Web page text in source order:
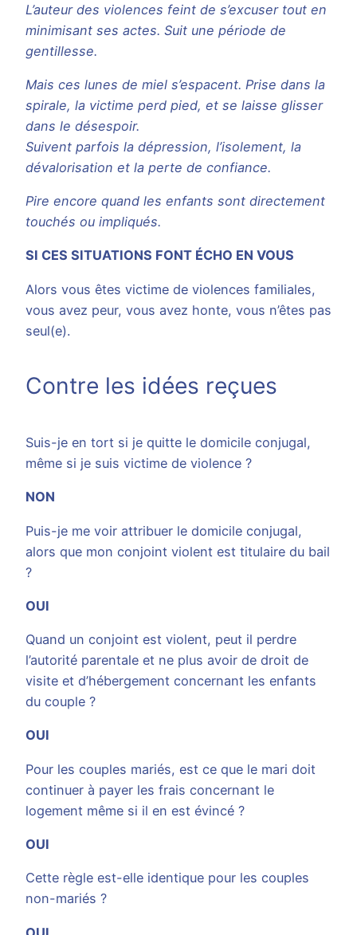
L’auteur des violences feint de s’excuser tout en
minimisant ses actes. Suit une période de
gentillesse.
Mais ces lunes de miel s’espacent. Prise dans la
spirale, la victime perd pied, et se laisse glisser
dans le désespoir.
Suivent parfois la dépression, l’isolement, la
dévalorisation et la perte de confiance.
Pire encore quand les enfants sont directement
touchés ou impliqués.
SI CES SITUATIONS FONT ÉCHO EN VOUS
Alors vous êtes victime de violences familiales,
vous avez peur, vous avez honte, vous n’êtes pas
seul(e).
Contre les idées reçues
Suis-je en tort si je quitte le domicile conjugal,
même si je suis victime de violence ?
NON
Puis-je me voir attribuer le domicile conjugal,
alors que mon conjoint violent est titulaire du bail
?
OUI
Quand un conjoint est violent, peut il perdre
l’autorité parentale et ne plus avoir de droit de
visite et d’hébergement concernant les enfants
du couple ?
OUI
Pour les couples mariés, est ce que le mari doit
continuer à payer les frais concernant le
logement même si il en est évincé ?
OUI
Cette règle est-elle identique pour les couples
non-mariés ?